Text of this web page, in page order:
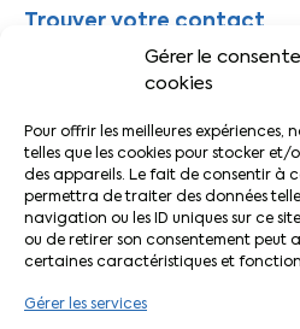
Gérer le
cookies
Pour offrir les meilleures expériences,
telles que les cookies pour stocker
des appareils. Le fait de consentir à
permettra de traiter des données
navigation ou les ID uniques sur ce
ou de retirer son consentement peut
certaines caractéristiques et
Gérer les services
Trouver votre contact
Liens pratiques
Actualités CFTC
Adhérer à la CFTC
Votre espace adhérent